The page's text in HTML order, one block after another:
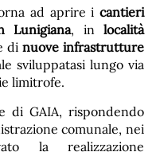
ad aprire icantieri
Lunigiana, inlocalità
dinuove infrastrutture
sviluppatasi lungo via
limitrofe.
di GAIA, rispondendo
comunale, nei
la realizzazione